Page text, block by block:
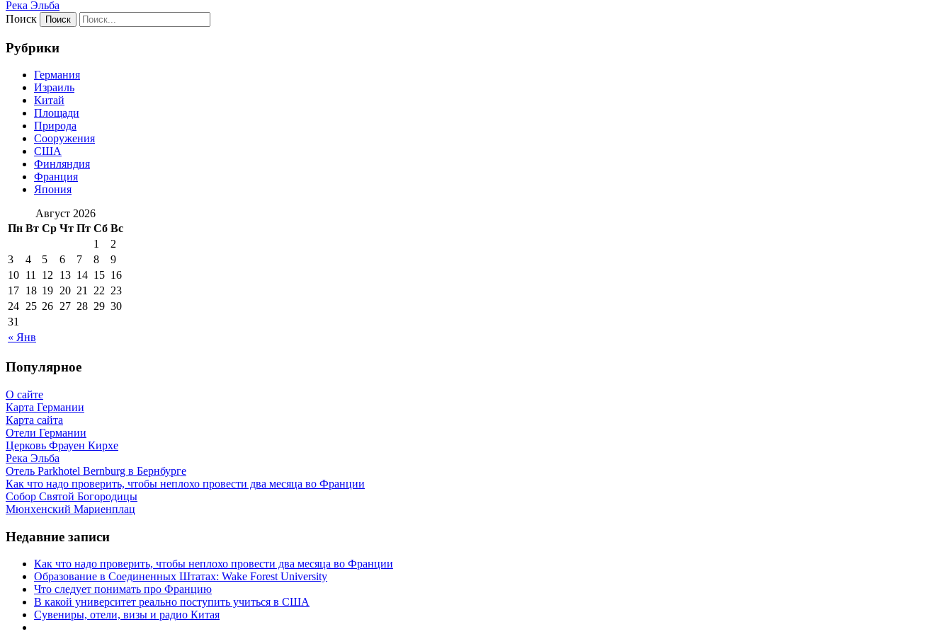
Река Эльба
Поиск
Рубрики
Германия
Израиль
Китай
Площади
Природа
Сооружения
США
Финляндия
Франция
Япония
Август 2026
Пн Вт Ср Чт Пт Сб Вс
« Янв
1
2
3
4 5 6 7 8
9
10 11 12 13 14 15 16
17 18 19 20 21 22 23
24 25 26 27 28 29 30
31
Популярное
О сайте
Карта Германии
Карта сайта
Отели Германии
Церковь Фрауен Кирхе
Река Эльба
Отель Parkhotel Bernburg в Бернбурге
Как что надо проверить, чтобы неплохо провести два месяца во Франции
Собор Святой Богородицы
Мюнхенский Мариенплац
Недавние записи
Как что надо проверить, чтобы неплохо провести два месяца во Франции
Образование в Соединенных Штатах: Wake Forest University
Что следует понимать про Францию
В какой университет реально поступить учиться в США
Сувениры, отели, визы и радио Китая